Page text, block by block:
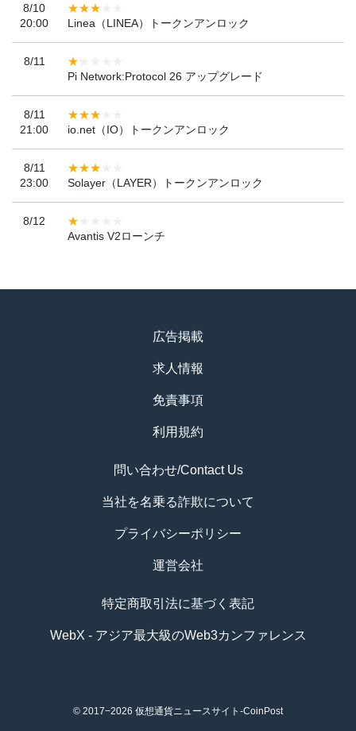
8/10
20:00
Linea（LINEA）トークンアンロック
8/11
Pi Network:Protocol 26 アップグレード
8/11
21:00
io.net（IO）トークンアンロック
8/11
23:00
Solayer（LAYER）トークンアンロック
8/12
Avantis V2ローンチ
広告掲載
求人情報
免責事項
利用規約
問い合わせ/Contact Us
当社を名乗る詐欺について
プライバシーポリシー
運営会社
特定商取引法に基づく表記
WebX - アジア最大級のWeb3カンファレンス
© 2017−2026 仮想通貨ニュースサイト-CoinPost